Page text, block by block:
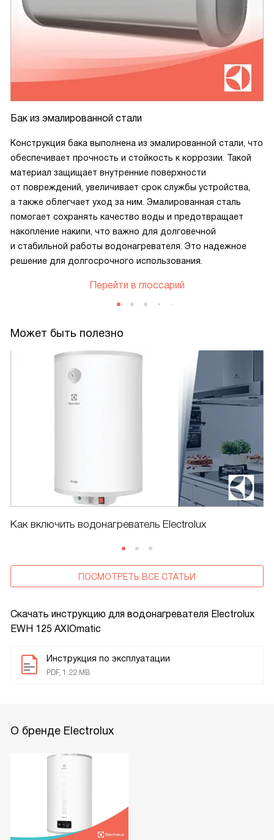
Скачать инструкцию для водонагревателя Electrolux
EWH 125 AXIOmatic
Инструкция по эксплуатации
PDF, 1.22 MB
Бак из эмалированной стали
Конструкция бака выполнена из эмалированной стали, что
обеспечивает прочность и стойкость к коррозии. Такой
материал защищает внутренние поверхности
от повреждений, увеличивает срок службы устройства,
а также облегчает уход за ним. Эмалированная сталь
помогает сохранять качество воды и предотвращает
накопление накипи, что важно для долговечной
и стабильной работы водонагревателя. Это надежное
решение для долгосрочного использования.
Перейти в глоссарий
Может быть полезно
Как включить водонагреватель Electrolux
ПОСМОТРЕТЬ ВСЕ СТАТЬИ
О бренде Electrolux